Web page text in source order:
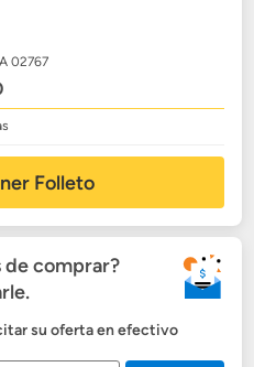
02767
Folleto
de comprar?
su oferta en efectivo